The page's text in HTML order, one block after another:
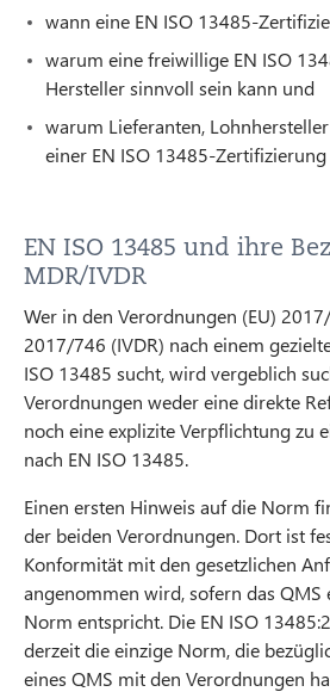
wann eine EN ISO 13485-
warum eine freiwillige EN ISO
Hersteller sinnvoll sein kann und
warum Lieferanten,
einer EN ISO 13485-
EN ISO 13485 und ihre
MDR/IVDR
Wer in den Verordnungen (EU)
2017/746 (IVDR) nach einem
ISO 13485 sucht, wird vergeblich
Verordnungen weder eine direkte
noch eine explizite Verpflichtung zu
nach EN ISO 13485.
Einen ersten Hinweis auf die Norm
der beiden Verordnungen. Dort ist
Konformität mit den gesetzlichen
angenommen wird, sofern das
Norm entspricht. Die EN ISO
derzeit die einzige Norm, die
eines QMS mit den Verordnungen